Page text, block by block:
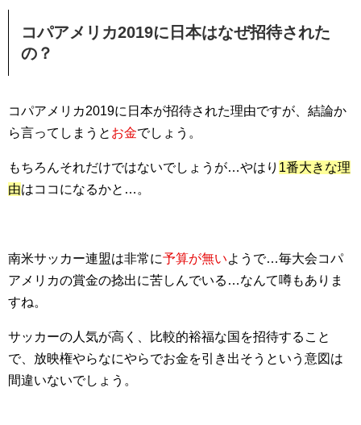
コパアメリカ2019に日本はなぜ招待された
の？
コパアメリカ2019に日本が招待された理由ですが、結論か
ら言ってしまうと お金でしょう。
もちろんそれだけではないでしょうが…やはり 1番大きな理
由はココになるかと…。
南米サッカー連盟は非常に予算が無いようで…毎大会コパ
アメリカの賞金の捻出に苦しんでいる…なんて噂もありま
すね。
サッカーの人気が高く、比較的裕福な国を招待すること
で、放映権やらなにやらでお金を引き出そうという意図は
間違いないでしょう。